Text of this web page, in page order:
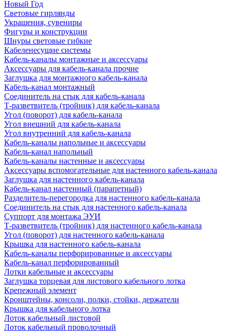
Новый Год
Световые гирлянды
Украшения, сувениры
Фигуры и конструкции
Шнуры световые гибкие
Кабеленесущие системы
Кабель-каналы монтажные и аксессуары
Аксессуары для кабель-канала прочие
Заглушка для монтажного кабель-канала
Кабель-канал монтажный
Соединитель на стык для кабель-канала
Т-разветвитель (тройник) для кабель-канала
Угол (поворот) для кабель-канала
Угол внешний для кабель-канала
Угол внутренний для кабель-канала
Кабель-каналы напольные и аксессуары
Кабель-канал напольный
Кабель-каналы настенные и аксессуары
Аксессуары вспомогательные для настенного кабель-канала
Заглушка для настенного кабель-канала
Кабель-канал настенный (парапетный)
Разделитель-перегородка для настенного кабель-канала
Соединитель на стык для настенного кабель-канала
Суппорт для монтажа ЭУИ
Т-разветвитель (тройник) для настенного кабель-канала
Угол (поворот) для настенного кабель-канала
Крышка для настенного кабель-канала
Кабель-каналы перфорированные и аксессуары
Кабель-канал перфорированный
Лотки кабельные и аксессуары
Заглушка торцевая для листового кабельного лотка
Крепежный элемент
Кронштейны, консоли, полки, стойки, держатели
Крышка для кабельного лотка
Лоток кабельный листовой
Лоток кабельный проволочный